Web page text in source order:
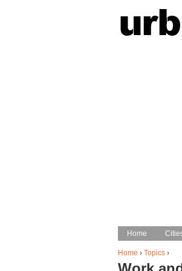
Home › Topics›
Main menu
Home
Home